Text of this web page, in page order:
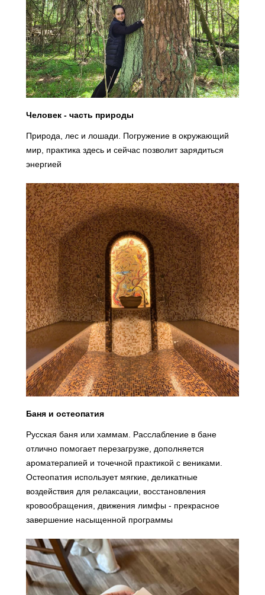
Человек - часть природы
Природа, лес и лошади. Погружение в окружающий
мир, практика здесь и сейчас позволит зарядиться
энергией
Баня и остеопатия
Русская баня или хаммам. Расслабление в бане
отлично помогает перезагрузке, дополняется
ароматерапией и точечной практикой с вениками.
Остеопатия использует мягкие, деликатные
воздействия для релаксации, восстановления
кровообращения, движения лимфы - прекрасное
завершение насыщенной программы